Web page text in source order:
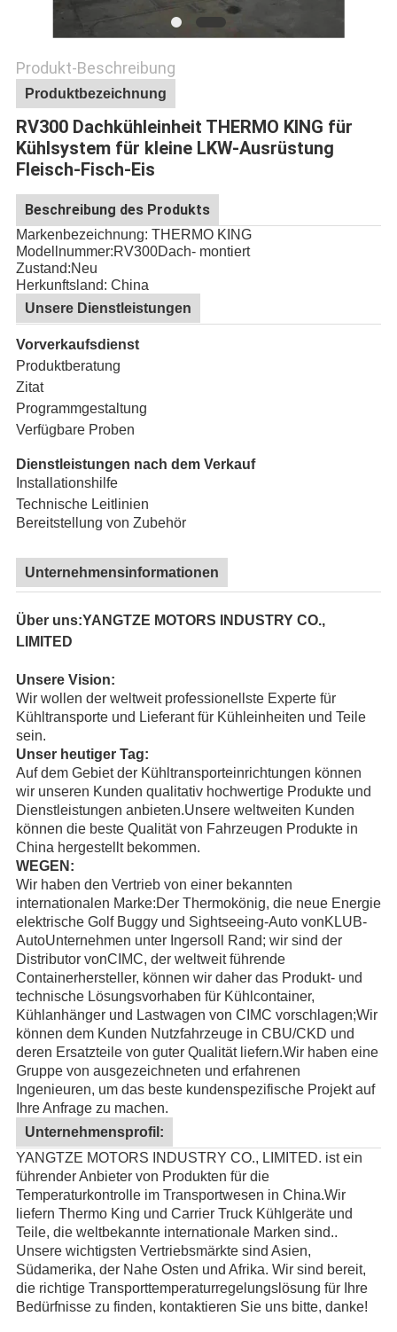
Produkt-Beschreibung
Produktbezeichnung
RV300 Dachkühleinheit THERMO KING für
Kühlsystem für kleine LKW-Ausrüstung
Fleisch-Fisch-Eis
Beschreibung des Produkts
Markenbezeichnung: THERMO KING
Modellnummer:RV300Dach- montiert
Zustand:Neu
Herkunftsland: China
Unsere Dienstleistungen
Vorverkaufsdienst
Produktberatung
Zitat
Programmgestaltung
Verfügbare Proben
Dienstleistungen nach dem Verkauf
Installationshilfe
Technische Leitlinien
Bereitstellung von Zubehör
Unternehmensinformationen
Über uns:YANGTZE MOTORS INDUSTRY CO.,
LIMITED
Unsere Vision:
Wir wollen der weltweit professionellste Experte für
Kühltransporte und Lieferant für Kühleinheiten und Teile
sein.
Unser heutiger Tag:
Auf dem Gebiet der Kühltransporteinrichtungen können
wir unseren Kunden qualitativ hochwertige Produkte und
Dienstleistungen anbieten.Unsere weltweiten Kunden
können die beste Qualität von Fahrzeugen Produkte in
China hergestellt bekommen.
WEGEN:
Wir haben den Vertrieb von einer bekannten
internationalen Marke:Der Thermokönig, die neue Energie
elektrische Golf Buggy und Sightseeing-Auto vonKLUB-
AutoUnternehmen unter Ingersoll Rand; wir sind der
Distributor vonCIMC, der weltweit führende
Containerhersteller, können wir daher das Produkt- und
technische Lösungsvorhaben für Kühlcontainer,
Kühlanhänger und Lastwagen von CIMC vorschlagen;Wir
können dem Kunden Nutzfahrzeuge in CBU/CKD und
deren Ersatzteile von guter Qualität liefern.Wir haben eine
Gruppe von ausgezeichneten und erfahrenen
Ingenieuren, um das beste kundenspezifische Projekt auf
Ihre Anfrage zu machen.
Unternehmensprofil:
YANGTZE MOTORS INDUSTRY CO., LIMITED. ist ein
führender Anbieter von Produkten für die
Temperaturkontrolle im Transportwesen in China.Wir
liefern Thermo King und Carrier Truck Kühlgeräte und
Teile, die weltbekannte internationale Marken sind..
Unsere wichtigsten Vertriebsmärkte sind Asien,
Südamerika, der Nahe Osten und Afrika. Wir sind bereit,
die richtige Transporttemperaturregelungslösung für Ihre
Bedürfnisse zu finden, kontaktieren Sie uns bitte, danke!